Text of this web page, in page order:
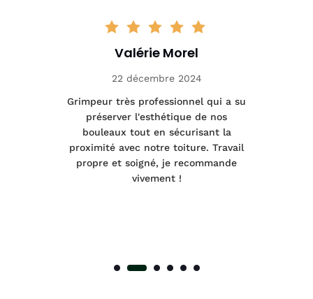
Valérie Morel
22 décembre 2024
Grimpeur très professionnel qui a su
préserver l'esthétique de nos
bouleaux tout en sécurisant la
proximité avec notre toiture. Travail
propre et soigné, je recommande
vivement !